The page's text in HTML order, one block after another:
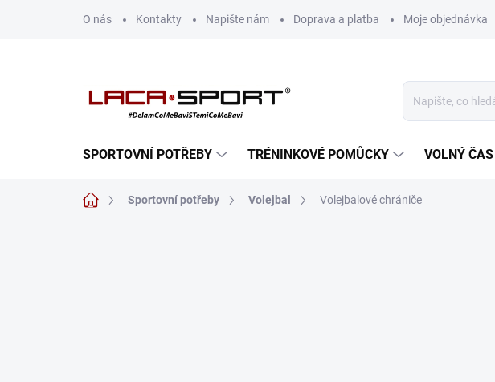
O nás Kontakty Napište nám Doprava a platba Moje objednávka
SPORTOVNÍ POTŘEBY TRÉNINKOVÉ POMŮCKY VOLNÝ ČAS
Domů Sportovní potřeby Volejbal Volejbalové chrániče